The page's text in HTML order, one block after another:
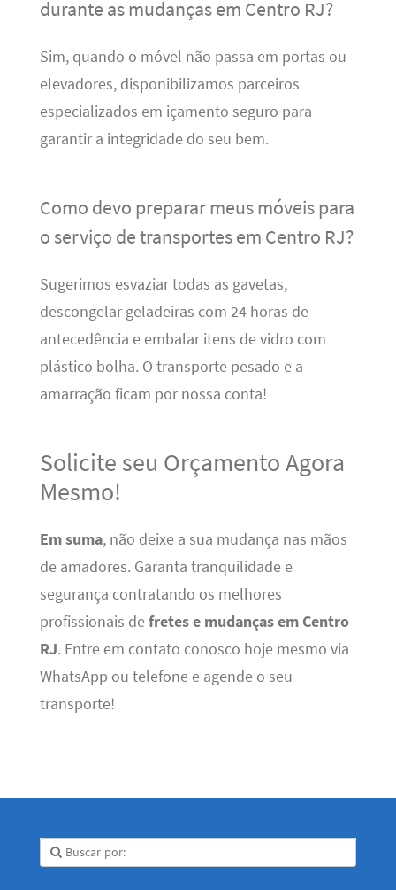
durante as mudanças em Centro RJ?
Sim, quando o móvel não passa em portas ou
elevadores, disponibilizamos parceiros
especializados em içamento seguro para
garantir a integridade do seu bem.
Como devo preparar meus móveis para
o serviço de transportes em Centro RJ?
Sugerimos esvaziar todas as gavetas,
descongelar geladeiras com 24 horas de
antecedência e embalar itens de vidro com
plástico bolha. O transporte pesado e a
amarração ficam por nossa conta!
Solicite seu Orçamento Agora
Mesmo!
Em suma, não deixe a sua mudança nas mãos
de amadores. Garanta tranquilidade e
segurança contratando os melhores
profissionais defretes e mudanças em Centro
RJ. Entre em contato conosco hoje mesmo via
WhatsApp ou telefone e agende o seu
transporte!